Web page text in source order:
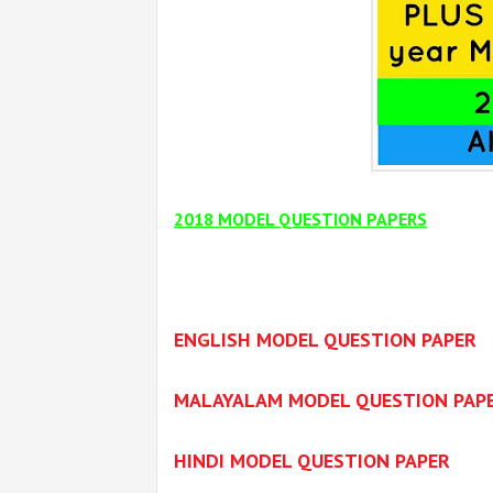
2018 MODEL QUESTION PAPERS
ENGLISH MODEL QUESTION PAPER
MALAYALAM MODEL QUESTION
HINDI MODEL QUESTION PAPER